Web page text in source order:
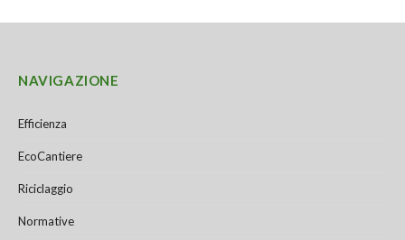
NAVIGAZIONE
Efficienza
EcoCantiere
Riciclaggio
Normative